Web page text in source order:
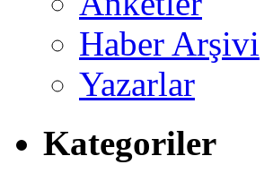
Haber Arşivi
Yazarlar
Kategoriler